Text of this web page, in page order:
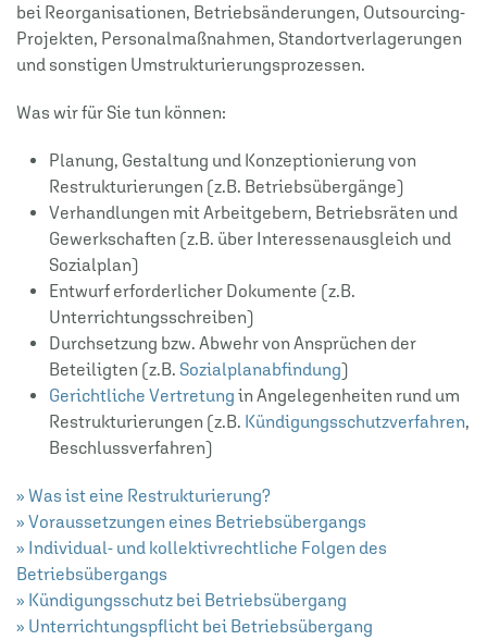
bei Reorganisationen, Betriebsänderungen, Outsourcing-
Projekten, Personalmaßnahmen, Standortverlagerungen
und sonstigen Umstrukturierungsprozessen.
Was wir für Sie tun können:
Planung, Gestaltung und Konzeptionierung von
Restrukturierungen (z.B. Betriebsübergänge)
Verhandlungen mit Arbeitgebern, Betriebsräten und
Gewerkschaften (z.B. über Interessenausgleich und
Sozialplan)
Entwurf erforderlicher Dokumente (z.B.
Unterrichtungsschreiben)
Durchsetzung bzw. Abwehr von Ansprüchen der
Beteiligten (z.B. Sozialplanabfindung)
Gerichtliche Vertretung in Angelegenheiten rund um
Restrukturierungen (z.B. Kündigungsschutzverfahren
Beschlussverfahren)
» Was ist eine Restrukturierung?
» Voraussetzungen eines Betriebsübergangs
» Individual- und kollektivrechtliche Folgen des
Betriebsübergangs
» Kündigungsschutz bei Betriebsübergang
» Unterrichtungspflicht bei Betriebsübergang